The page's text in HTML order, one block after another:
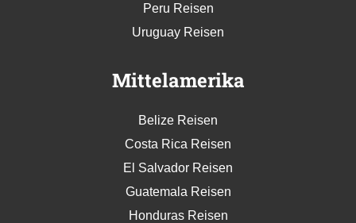
Peru Reisen
Uruguay Reisen
Mittelamerika
Belize Reisen
Costa Rica Reisen
El Salvador Reisen
Guatemala Reisen
Honduras Reisen